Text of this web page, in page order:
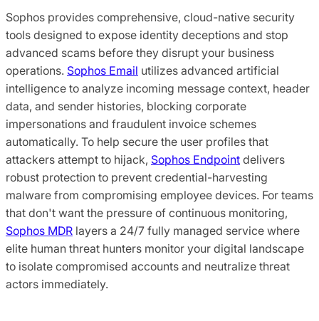
Sophos provides comprehensive, cloud-native security
tools designed to expose identity deceptions and stop
advanced scams before they disrupt your business
operations. Sophos Email utilizes advanced artificial
intelligence to analyze incoming message context, header
data, and sender histories, blocking corporate
impersonations and fraudulent invoice schemes
automatically. To help secure the user profiles that
attackers attempt to hijack, Sophos Endpoint delivers
robust protection to prevent credential-harvesting
malware from compromising employee devices. For teams
that don't want the pressure of continuous monitoring,
Sophos MDR layers a 24/7 fully managed service where
elite human threat hunters monitor your digital landscape
to isolate compromised accounts and neutralize threat
actors immediately.